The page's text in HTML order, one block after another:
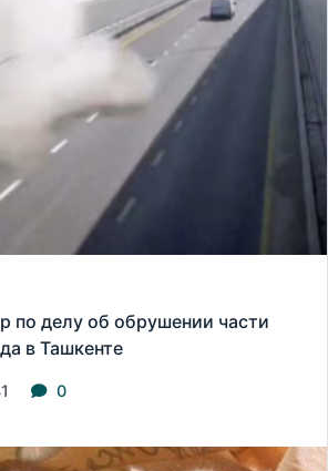
по делу об обрушении части
в Ташкенте
0